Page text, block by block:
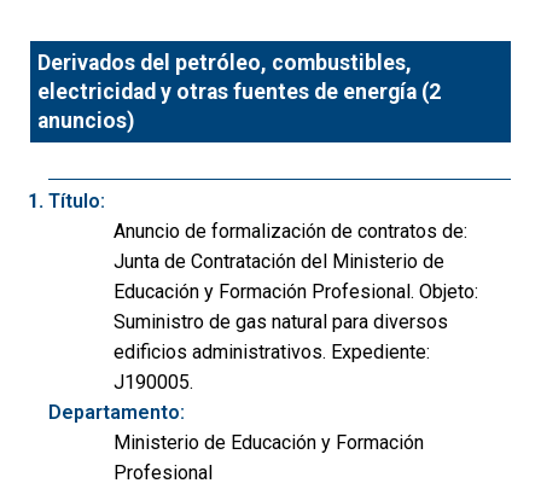
Derivados del petróleo, combustibles,
electricidad y otras fuentes de energía (2
anuncios)
Título:
Anuncio de formalización de contratos de:
Junta de Contratación del Ministerio de
Educación y Formación Profesional. Objeto:
Suministro de gas natural para diversos
edificios administrativos. Expediente:
J190005.
Departamento:
Ministerio de Educación y Formación
Profesional